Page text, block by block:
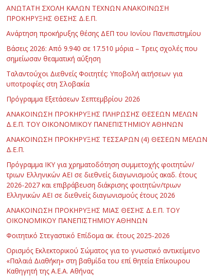
ΑΝΩΤΑΤΗ ΣΧΟΛΗ ΚΑΛΩΝ ΤΕΧΝΩΝ ΑΝΑΚΟΙΝΩΣΗ
ΠΡΟΚΗΡΥΞΗΣ ΘΕΣΗΣ Δ.Ε.Π.
Ανάρτηση προκήρυξης θέσης ΔΕΠ του Ιονίου Πανεπιστημίου
Βάσεις 2026: Από 9.940 σε 17.510 μόρια – Τρεις σχολές που
σημείωσαν θεαματική αύξηση
Ταλαντούχοι Διεθνείς Φοιτητές: Υποβολή αιτήσεων για
υποτροφίες στη Σλοβακία
Πρόγραμμα Εξετάσεων Σεπτεμβρίου 2026
ΑΝΑΚΟΙΝΩΣΗ ΠΡΟΚΗΡΥΞΗΣ ΠΛΗΡΩΣΗΣ ΘΕΣΕΩΝ ΜΕΛΩΝ
Δ.Ε.Π. ΤΟΥ ΟΙΚΟΝΟΜΙΚΟΥ ΠΑΝΕΠΙΣΤΗΜΙΟΥ ΑΘΗΝΩΝ
ΑΝΑΚΟΙΝΩΣΗ ΠΡΟΚΗΡΥΞΗΣ ΤΕΣΣΑΡΩΝ (4) ΘΕΣΕΩΝ ΜΕΛΩΝ
Δ.Ε.Π.
Πρόγραμμα ΙΚΥ για χρηματοδότηση συμμετοχής φοιτητών/
τριων Ελληνικών ΑΕΙ σε διεθνείς διαγωνισμούς ακαδ. έτους
2026-2027 και επιβράβευση διάκρισης φοιτητών/τριων
Ελληνικών ΑΕΙ σε διεθνείς διαγωνισμούς έτους 2026
ΑΝΑΚΟΙΝΩΣΗ ΠΡΟΚΗΡΥΞΗΣ ΜΙΑΣ ΘΕΣΗΣ Δ.Ε.Π. ΤΟΥ
ΟΙΚΟΝΟΜΙΚΟΥ ΠΑΝΕΠΙΣΤΗΜΙΟΥ ΑΘΗΝΩΝ
Φοιτητικό Στεγαστικό Επίδομα ακ. έτους 2025-2026
Ορισμός Εκλεκτορικού Σώματος για το γνωστικό αντικείμενο
«Παλαιά Διαθήκη» στη βαθμίδα του επί θητεία Επίκουρου
Καθηγητή της Α.Ε.Α. Αθήνας